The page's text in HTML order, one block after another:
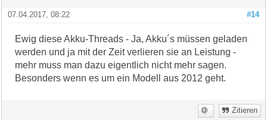
#14
07.04.2017, 08:22
Ewig diese Akku-Threads - Ja, Akku´s müssen geladen
werden und ja mit der Zeit verlieren sie an Leistung -
mehr muss man dazu eigentlich nicht mehr sagen.
Besonders wenn es um ein Modell aus 2012 geht.
Zitieren